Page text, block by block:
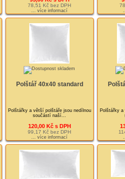
78,51 Kč bez DPH
... více informací
Polštář 40x40 standard
Polštářky a větší polštáře jsou nedílnou
součástí naší...
120,00 Kč s DPH
99,17 Kč bez DPH
... více informací
Polštářky a